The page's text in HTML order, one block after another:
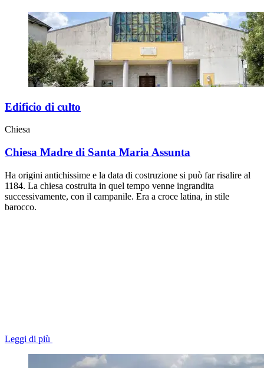
Edificio di culto
Chiesa
Chiesa Madre di Santa Maria Assunta
Ha origini antichissime e la data di costruzione si può far risalire al
1184. La chiesa costruita in quel tempo venne ingrandita
successivamente, con il campanile. Era a croce latina, in stile
barocco.
Leggi di più